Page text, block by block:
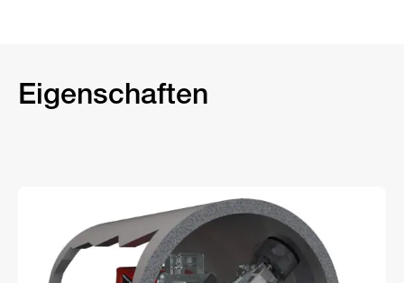
Eigenschaften